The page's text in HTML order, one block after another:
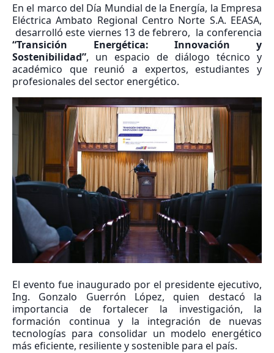
En el marco del Día Mundial de la Energía, la Empresa
Eléctrica Ambato Regional Centro Norte S.A. EEASA,
desarrolló este viernes 13 de febrero, la conferencia
“Transición Energética: Innovación y
Sostenibilidad”, un espacio de diálogo técnico y
académico que reunió a expertos, estudiantes y
profesionales del sector energético.
El evento fue inaugurado por el presidente ejecutivo,
Ing. Gonzalo Guerrón López, quien destacó la
importancia de fortalecer la investigación, la
formación continua y la integración de nuevas
tecnologías para consolidar un modelo energético
más eficiente, resiliente y sostenible para el país.